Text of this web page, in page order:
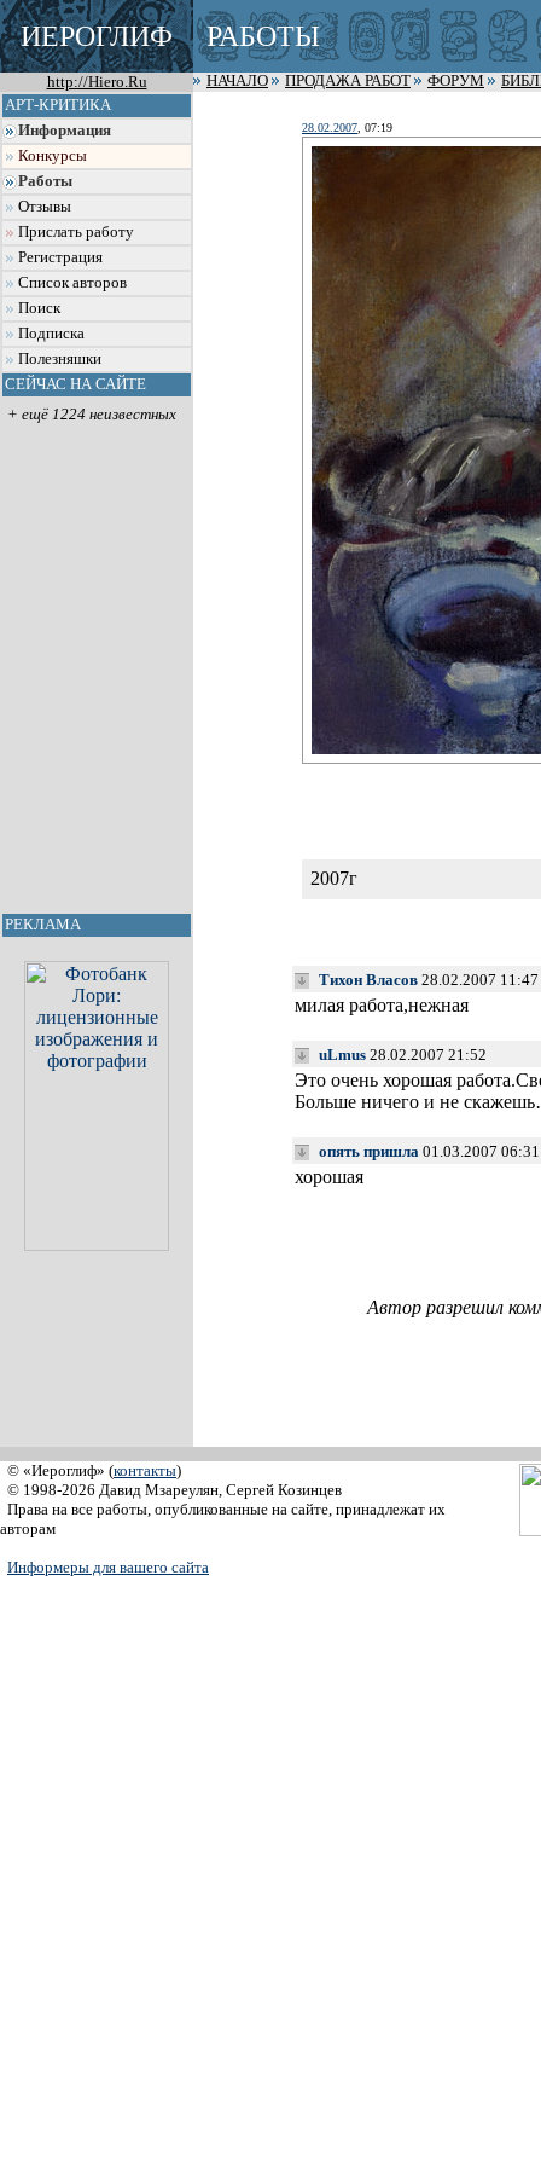
ИЕРОГЛИФ РАБОТЫ
http://Hiero.Ru НАЧАЛО ПРОДАЖА РАБОТ ФОРУМ
АРТ-КРИТИКА
Информация
Конкурсы
Работы
Отзывы
Прислать работу
Регистрация
Список авторов
Поиск
Подписка
Полезняшки
СЕЙЧАС НА САЙТЕ
+ ещё 1224 неизвестных
РЕКЛАМА
28.02.2007 , 07:19
2007г
Тихон Власов 28.02.2007 11:47
милая работа,нежная
uLmus 28.02.2007 21:52
Это очень хорошая
Больше ничего и не
опять пришла 01.03.2007
хорошая
Автор разрешил
© «Иероглиф» (контакты)
© 1998-2026 Давид Мзареулян, Сергей Козинцев
Права на все работы, опубликованные на сайте, принадлежат их
авторам
Информеры для вашего сайта